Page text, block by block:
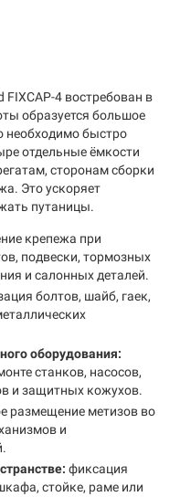
4 востребован в
образуется большое
необходимо быстро
отдельные ёмкости
сторонам сборки
Это ускоряет
путаницы.
крепежа при
подвески, тормозных
и салонных деталей.
болтов, шайб, гаек,
оборудования:
станков, насосов,
и защитных кожухов.
размещение метизов во
и
фиксация
стойке, раме или